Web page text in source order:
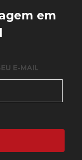
em
E-MAIL